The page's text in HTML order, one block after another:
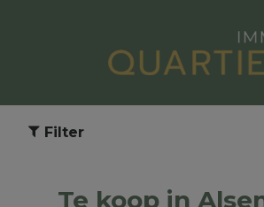
Filter
Te koop in